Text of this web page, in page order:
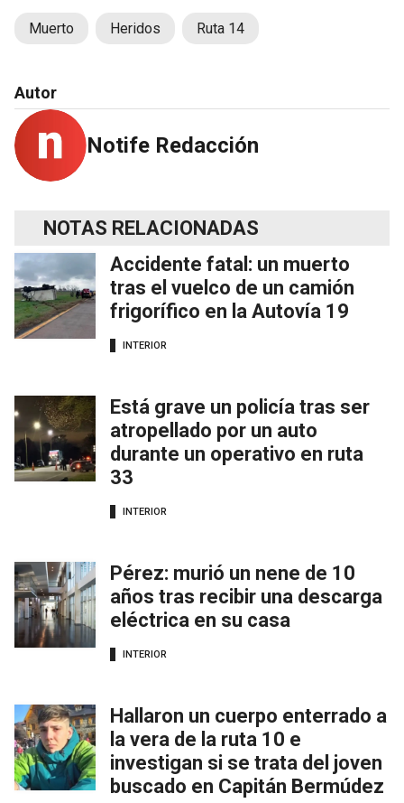
Muerto Heridos Ruta 14
Autor
Notife Redacción
NOTAS RELACIONADAS
Accidente fatal: un muerto
tras el vuelco de un camión
frigorífico en la Autovía 19
INTERIOR
Está grave un policía tras ser
atropellado por un auto
durante un operativo en ruta
33
INTERIOR
Pérez: murió un nene de 10
años tras recibir una descarga
eléctrica en su casa
INTERIOR
Hallaron un cuerpo enterrado a
la vera de la ruta 10 e
investigan si se trata del joven
buscado en Capitán Bermúdez